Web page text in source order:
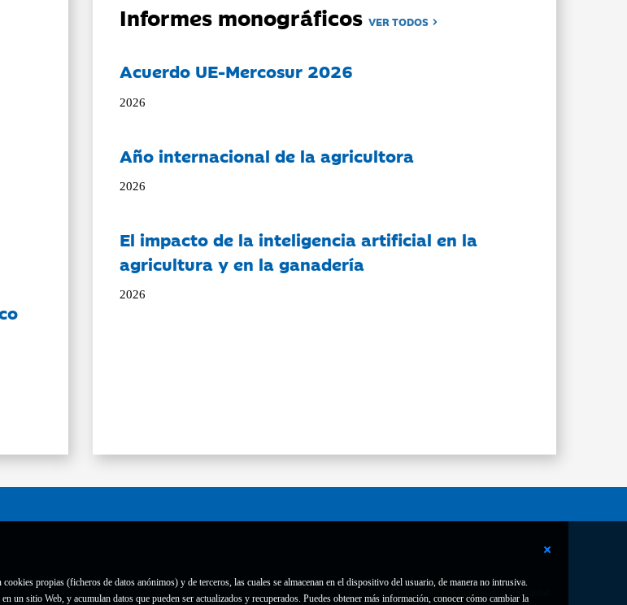
propias (ficheros de datos anónimos) y de terceros, las cuales se almacenan en el dispositivo del usuario, de manera no intrusiva.
un sitio Web, y acumulan datos que pueden ser actualizados y recuperados. Puedes obtener más información, conocer cómo cambiar la
Informes monográficosVER TODOS
Acuerdo UE-Mercosur 2026
2026
Año internacional de la agricultora
2026
El impacto de la inteligencia artificial en la
agricultura y en la ganadería
2026
Contacto Declaración de accesibilidad